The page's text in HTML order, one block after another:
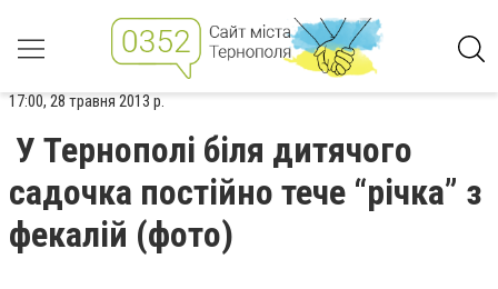
17:00, 28 травня 2013 р.
У Тернополі біля дитячого
садочка постійно тече “річка” з
фекалій (фото)